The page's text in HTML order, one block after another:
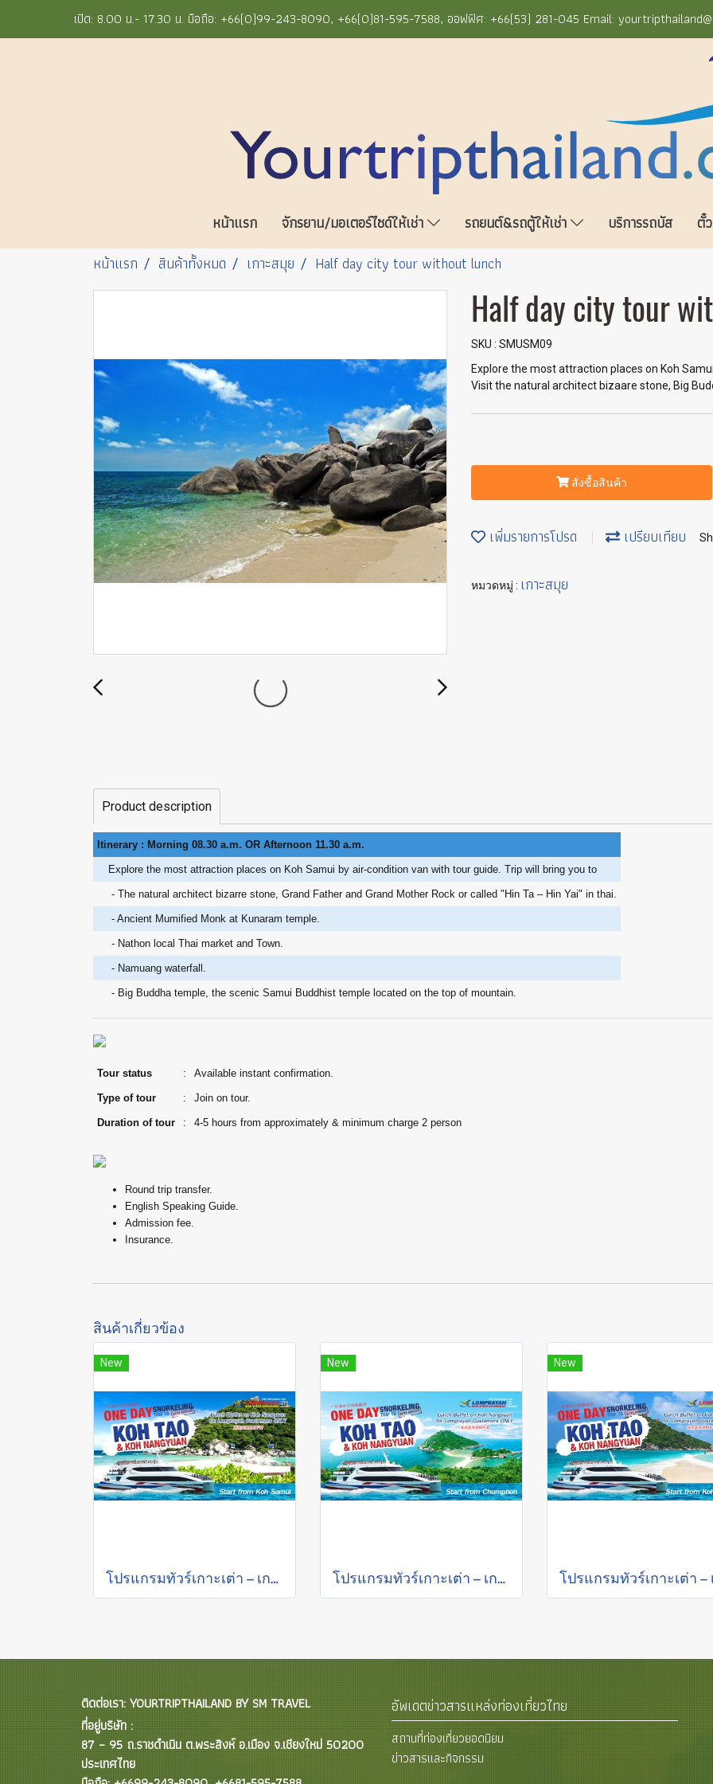
เปิด: 8.00 น.- 17.30 น. มือถือ: +66(0)99-243-8090, +66(0)81-595-7588, ออฟฟิศ: +66(53) 281-045 Email:
หน้าแรก จักรยาน/มอเตอร์ไซด์ให้เช่า รถยนต์&รถตู้ให้เช่า บริการรถบัส
ตั๋
หน้าแรก
สินค้าทั้งหมด เกาะสมุย Half day city tour without lunch
Half day city tour
SKU : SMUSM09
Explore the most attraction places on Koh
Visit the natural architect bizaare stone, Big
สั่งซื้อสินค้า
เพิ่มรายการโปรด เปรียบเทียบ
หมวดหมู่ : เกาะสมุย
Product description
Itinerary : Morning 08.30 a.m. OR Afternoon 11.30 a.m.
Explore the most attraction places on Koh Samui by air-condition van with tour guide. Trip will bring you to
- The natural architect bizarre stone, Grand Father and Grand Mother Rock or called "Hin Ta – Hin Yai" in thai.
- Ancient Mumified Monk at Kunaram temple.
- Nathon local Thai market and Town.
- Namuang waterfall.
- Big Buddha temple, the scenic Samui Buddhist temple located on the top of mountain.
Tour status : Available instant confirmation.
Type of tour : Join on tour.
Duration of tour : 4-5 hours from approximately & minimum charge 2 person
Round trip transfer.
English Speaking Guide.
Admission fee.
Insurance.
สินค้าเกี่ยวข้อง
New
โปรแกรมทัวร์เกาะเต่า – เกาะนางยวน (เริ่มต้นเกาะสมุย) โดย เรือคาตามารัน (CATAMARAN)
New
โปรแกรมทัวร์เกาะเต่า – เกาะนางยวน (เริ่มต้นชุมพร) โดยเรือ คาตามารัน
New
ติดต่อเรา: YOURTRIPTHAILAND BY SM TRAVEL
ที่อยู่บริษัท :
87 – 95 ถ.ราชดำเนิน ต.พระสิงห์ อ.เมือง จ.เชียงใหม่ 50200
ประเทศไทย
อัพเดตข่าวสารแหล่งท่องเที่ยวไทย
สถานที่ท่องเที่ยวยอดนิยม
ข่าวสารและกิจกรรม